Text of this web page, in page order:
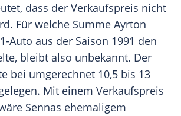
dass der Verkaufspreis nicht
Für welche Summe Ayrton
Auto aus der Saison 1991 den
bleibt also unbekannt. Der
bei umgerechnet 10,5 bis 13
Mit einem Verkaufspreis
Sennas ehemaligem